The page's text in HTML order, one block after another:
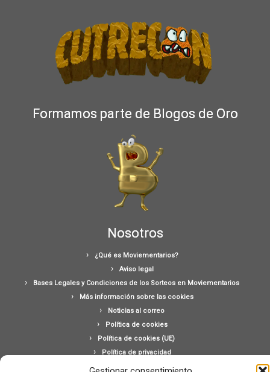
Formamos parte de Blogos de Oro
Nosotros
¿Qué es Moviementarios?
Aviso legal
Bases Legales y Condiciones de los Sorteos en Moviementarios
Más información sobre las cookies
Noticias al correo
Política de cookies
Política de cookies (UE)
Política de privacidad
Ponte en contacto con nosotros